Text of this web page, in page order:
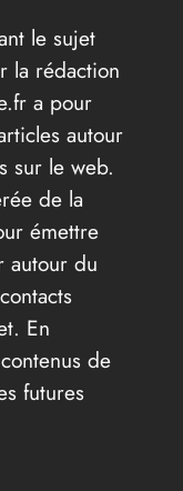
le sujet
la rédaction
a pour
autour
sur le web.
de la
émettre
autour du
En
de
futures